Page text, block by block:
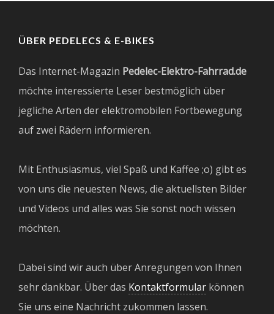
ÜBER PEDELECS & E-BIKES
Das Internet-Magazin Pedelec-Elektro-Fahrrad.de
möchte interessierte Leser bestmöglich über
jegliche Arten der elektromobilen Fortbewegung
auf zwei Rädern informieren.
Mit Enthusiasmus, viel Spaß und Kaffee ;o) gibt es
von uns die neuesten News, die aktuellsten Bilder
und Videos und alles was Sie sonst noch wissen
möchten.
Dabei sind wir auch über Anregungen von Ihnen
sehr dankbar. Über das Kontaktformular können
Sie uns eine Nachricht zukommen lassen.